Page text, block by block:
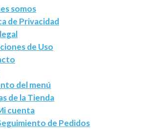
somos
de Privacidad
de Uso
del menú
de la Tienda
cuenta
de Pedidos